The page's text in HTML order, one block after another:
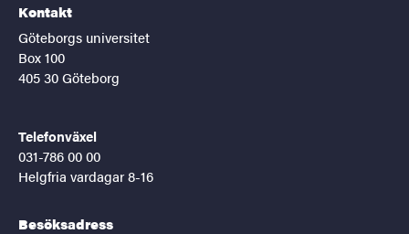
Kontakt
Göteborgs universitet
Box 100
405 30 Göteborg
Telefonväxel
031-786 00 00
Helgfria vardagar 8-16
Besöksadress